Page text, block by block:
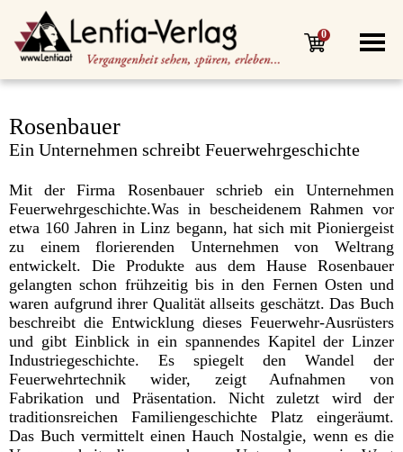
0
Rosenbauer
Ein Unternehmen schreibt Feuerwehrgeschichte
Mit der Firma Rosenbauer schrieb ein Unternehmen
Feuerwehrgeschichte.Was in bescheidenem Rahmen vor
etwa 160 Jahren in Linz begann, hat sich mit Pioniergeist
zu einem florierenden Unternehmen von Weltrang
entwickelt. Die Produkte aus dem Hause Rosenbauer
gelangten schon frühzeitig bis in den Fernen Osten und
waren aufgrund ihrer Qualität allseits geschätzt. Das Buch
beschreibt die Entwicklung dieses Feuerwehr-Ausrüsters
und gibt Einblick in ein spannendes Kapitel der Linzer
Industriegeschichte. Es spiegelt den Wandel der
Feuerwehrtechnik wider, zeigt Aufnahmen von
Fabrikation und Präsentation. Nicht zuletzt wird der
traditionsreichen Familiengeschichte Platz eingeräumt.
Das Buch vermittelt einen Hauch Nostalgie, wenn es die